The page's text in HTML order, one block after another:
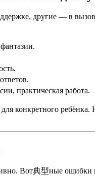
другие — в
практическая работа.
конкретного
Вот典型ные ошибки